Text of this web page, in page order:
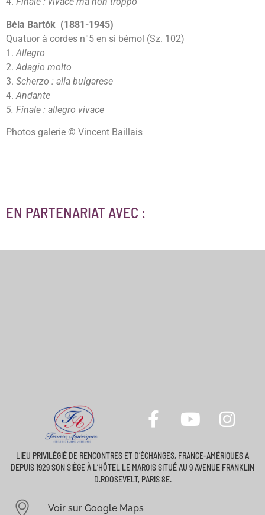
Béla Bartók (1881-1945)
Quatuor à cordes n°5 en si bémol (Sz. 102)
1. Allegro
2. Adagio molto
3. Scherzo : alla bulgarese
4. Andante
5. Finale : allegro vivace
Photos galerie © Vincent Baillais
EN PARTENARIAT AVEC :
LIEU PRIVILÉGIÉ DE RENCONTRES ET D’ÉCHANGES, FRANCE-AMÉRIQUES A
DEPUIS 1929 SON SIÈGE À L’HÔTEL LE MAROIS SITUÉ AU 9 AVENUE FRANKLIN
D.ROOSEVELT, PARIS 8E.
Voir sur Google Maps